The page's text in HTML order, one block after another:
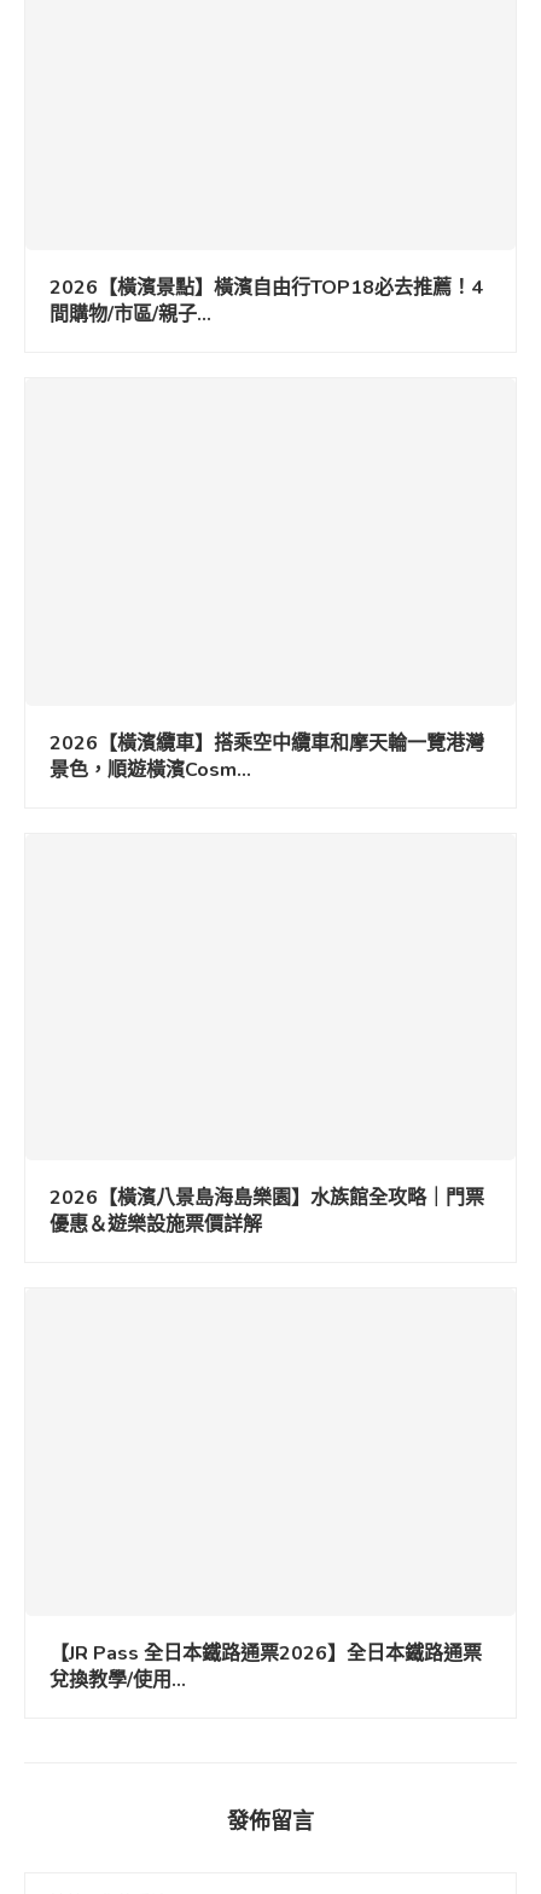
2026【橫濱景點】橫濱自由行TOP18必去推薦！4
間購物/市區/親子...
2026【橫濱纜車】搭乘空中纜車和摩天輪一覽港灣
景色，順遊橫濱Cosm...
2026【橫濱八景島海島樂園】水族館全攻略｜門票
優惠＆遊樂設施票價詳解
【JR Pass 全日本鐵路通票2026】全日本鐵路通票
兌換教學/使用...
發佈留言